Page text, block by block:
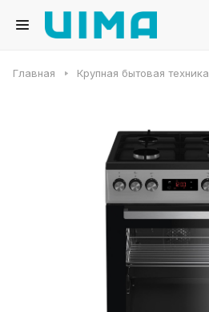
Главная Крупная бытовая техника